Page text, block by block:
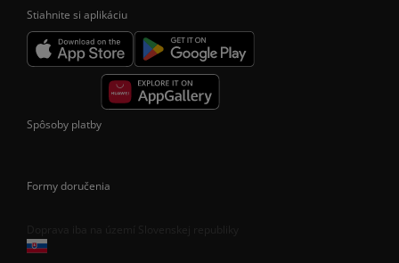
Stiahnite si aplikáciu
Spôsoby platby
Formy doručenia